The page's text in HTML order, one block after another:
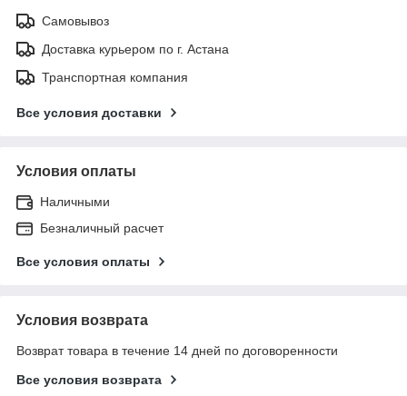
Самовывоз
Доставка курьером по г. Астана
Транспортная компания
Все условия доставки
Условия оплаты
Наличными
Безналичный расчет
Все условия оплаты
Условия возврата
Возврат товара в течение 14 дней по договоренности
Все условия возврата